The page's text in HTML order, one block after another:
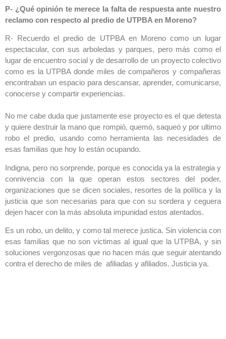
P- ¿Qué opinión te merece la falta de respuesta ante nuestro
reclamo con respecto al predio de UTPBA en Moreno?
R- Recuerdo el predio de UTPBA en Moreno como un lugar
espectacular, con sus arboledas y parques, pero más como el
lugar de encuentro social y de desarrollo de un proyecto colectivo
como es la UTPBA donde miles de compañeros y compañeras
encontraban un espacio para descansar, aprender, comunicarse,
conocerse y compartir experiencias.
No me cabe duda que justamente ese proyecto es el que detesta
y quiere destruir la mano que rompió, quemó, saqueó y por ultimo
robo el predio, usando como herramienta las necesidades de
esas familias que hoy lo están ocupando.
Indigna, pero no sorprende, porque es conocida ya la estrategia y
connivencia con la que operan estos sectores del poder,
organizaciones que se dicen sociales, resortes de la política y la
justicia que son necesarias para que con su sordera y ceguera
dejen hacer con la más absoluta impunidad estos atentados.
Es un robo, un delito, y como tal merece justica. Sin violencia con
esas familias que no son victimas al igual que la UTPBA, y sin
soluciones vergonzosas que no hacen más que seguir atentando
contra el derecho de miles de afiliadas y afiliados. Justicia ya.